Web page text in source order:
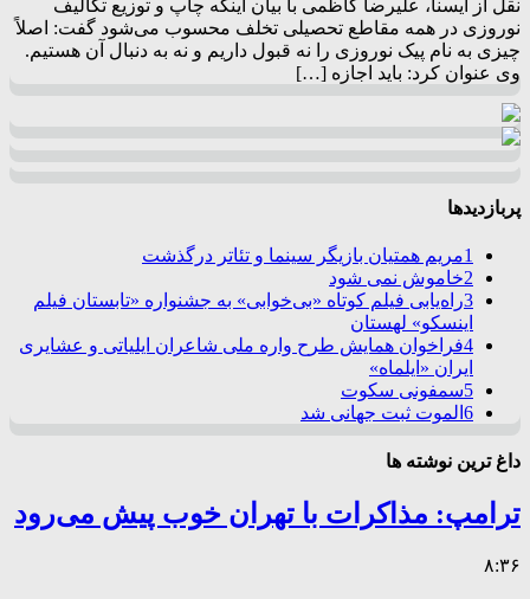
نقل از ایسنا، علیرضا کاظمی با بیان اینکه چاپ و توزیع تکالیف
نوروزی در همه مقاطع تحصیلی تخلف محسوب می‌شود گفت: اصلاً
چیزی به نام پیک نوروزی را نه قبول داریم و نه به دنبال آن هستیم.
وی عنوان کرد: باید اجازه […]
پربازدیدها
1مریم همتیان بازیگر سینما و تئاتر درگذشت
2خاموش نمی شود
3راه‌یابی فیلم کوتاه «بی‌خوابی» به جشنواره «تابستان فیلم
اینسکو» لهستان
4فراخوان همایش طرح واره ملی شاعران ایلیاتی و عشایری
ایران «ایلماه»
5سمفونی سکوت
6 الموت ثبت جهانی شد
داغ ترین نوشته ها
ترامپ: مذاکرات با تهران خوب پیش می‌رود
۸:۳۶